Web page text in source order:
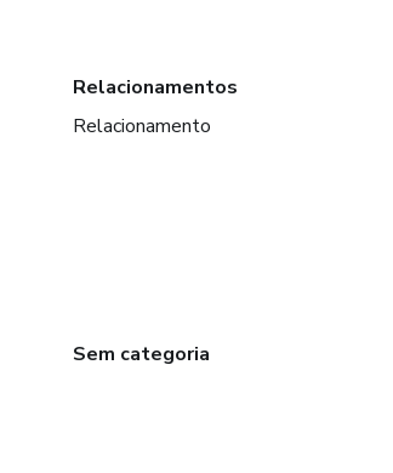
Relacionamentos
Relacionamento
Sem categoria